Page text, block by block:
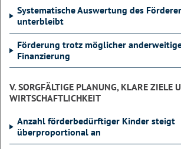
Systematische Auswertung des
unterbleibt
Förderung trotz möglicher
Finanzierung
V. SORGFÄLTIGE PLANUNG, KLARE ZIELE
WIRTSCHAFTLICHKEIT
Anzahl förderbedürftiger Kinder steigt
überproportional an